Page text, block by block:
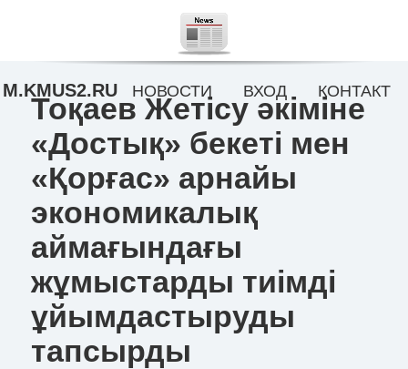
Тоқаев Жетісу әкіміне
«Достық» бекеті мен
«Қорғас» арнайы
экономикалық
аймағындағы
жұмыстарды тиімді
ұйымдастыруды
тапсырды
M.KMUS2.RU НОВОСТИ ВХОД КОНТАКТ